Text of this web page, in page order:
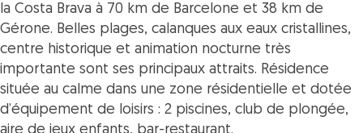
la Costa Brava à 70 km de Barcelone et 38 km de
Gérone. Belles plages, calanques aux eaux cristallines,
centre historique et animation nocturne très
importante sont ses principaux attraits. Résidence
située au calme dans une zone résidentielle et dotée
d’équipement de loisirs : 2 piscines, club de plongée,